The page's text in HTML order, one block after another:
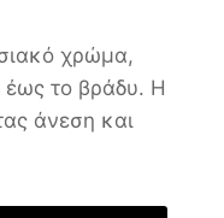
χρώμα,
έως το βράδυ. Η
άνεση και